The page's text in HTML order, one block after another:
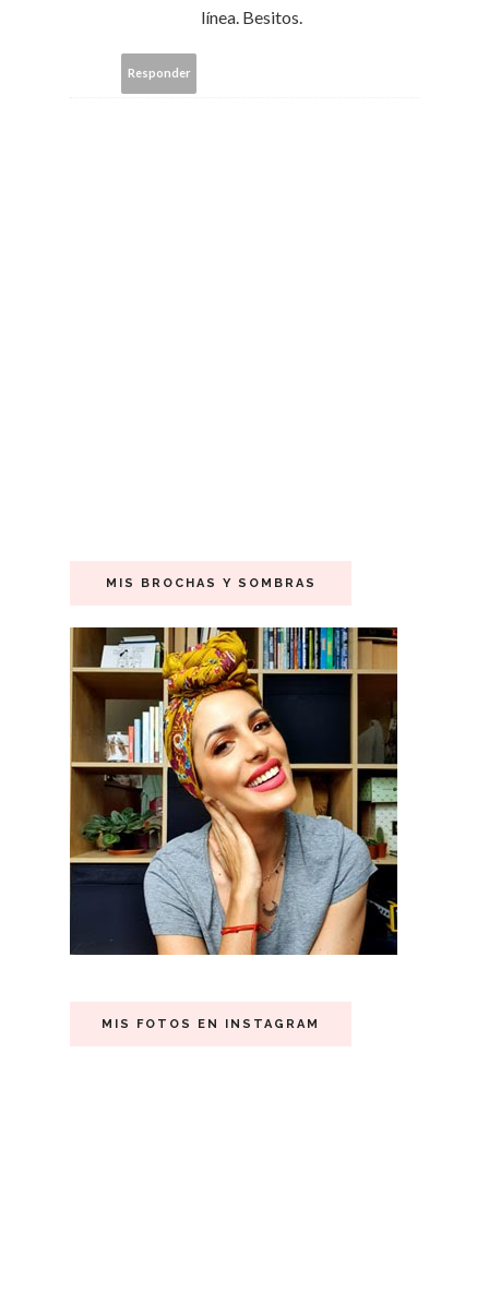
línea. Besitos.
Responder
MIS BROCHAS Y SOMBRAS
MIS FOTOS EN INSTAGRAM